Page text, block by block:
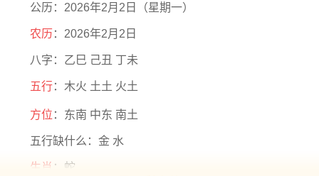
公历：2026年2月2日（星期一）
农历 ：2026年2月2日
八字：乙巳 己丑 丁未
五行：木火 土土 火土
方位 ：东南 中东 南土
五行缺什么：金 水
生肖 ：蛇